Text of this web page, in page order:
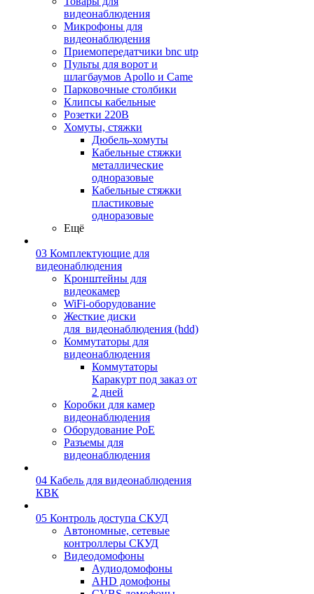
видеонаблюдения
Микрофоны для
видеонаблюдения
Приемопередатчики bnc utp
Пульты для ворот и
шлагбаумов Apollo и Came
Парковочные столбики
Клипсы кабельные
Розетки 220В
Хомуты, стяжки
Дюбель-хомуты
Кабельные стяжки
металлические
одноразовые
Кабельные стяжки
пластиковые
одноразовые
Ещё
03 Комплектующие для
видеонаблюдения
Кронштейны для
видеокамер
WiFi-оборудование
Жесткие диски
для_видеонаблюдения (hdd)
Коммутаторы для
видеонаблюдения
Коммутаторы
Каракурт под заказ от
2 дней
Коробки для камер
видеонаблюдения
Оборудование PoE
Разъемы для
видеонаблюдения
04 Кабель для видеонаблюдения
КВК
05 Контроль доступа СКУД
Автономные, сетевые
контроллеры СКУД
Видеодомофоны
Аудиодомофоны
AHD домофоны